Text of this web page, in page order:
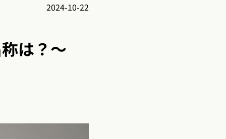
2024-10-22
は？〜